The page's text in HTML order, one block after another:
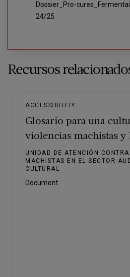
Dossier_Pro-
24/25
Recursos
ACCESSIBILITY
Glosario para una
violencias machistas y
UNIDAD DE ATENCIÓN
MACHISTAS EN EL SECTOR
CULTURAL
Document